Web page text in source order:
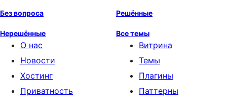
Без вопроса Решённые
Нерешённые Все темы
О нас
Новости
Хостинг
Приватность
Витрина
Темы
Плагины
Паттерны